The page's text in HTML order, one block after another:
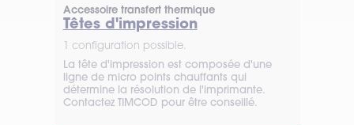
Accessoire transfert thermique
Têtes d'impression
1 configuration possible.
La tête d'impression est composée d'une
ligne de micro points chauffants qui
détermine la résolution de l'imprimante.
Contactez TIMCOD pour être conseillé.